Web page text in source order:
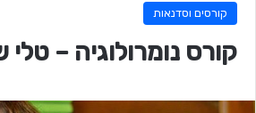
קורסים וסדנאות
קורס נומרולוגיה – טלי